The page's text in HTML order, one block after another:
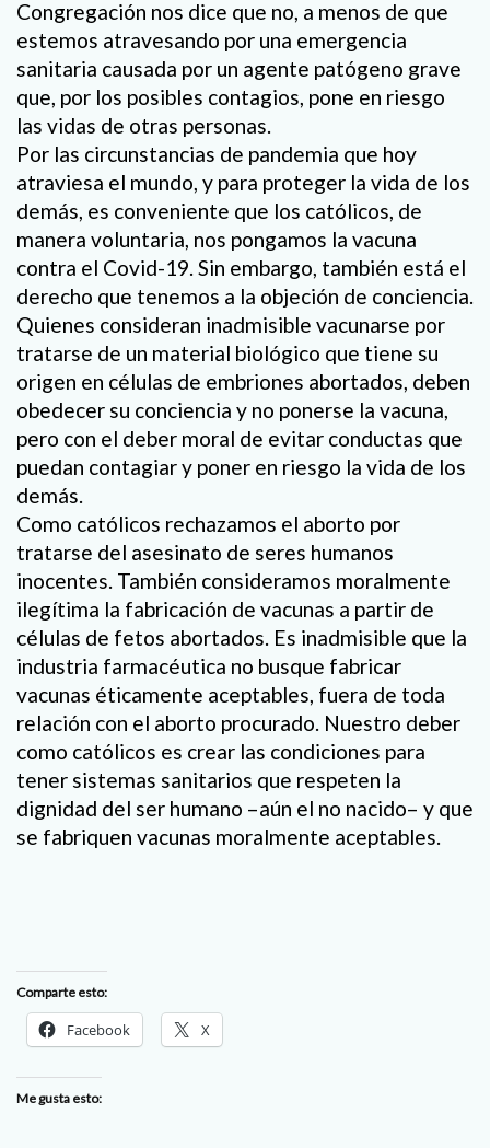
Congregación nos dice que no, a menos de que
estemos atravesando por una emergencia
sanitaria causada por un agente patógeno grave
que, por los posibles contagios, pone en riesgo
las vidas de otras personas.
Por las circunstancias de pandemia que hoy
atraviesa el mundo, y para proteger la vida de los
demás, es conveniente que los católicos, de
manera voluntaria, nos pongamos la vacuna
contra el Covid-19. Sin embargo, también está el
derecho que tenemos a la objeción de conciencia.
Quienes consideran inadmisible vacunarse por
tratarse de un material biológico que tiene su
origen en células de embriones abortados, deben
obedecer su conciencia y no ponerse la vacuna,
pero con el deber moral de evitar conductas que
puedan contagiar y poner en riesgo la vida de los
demás.
Como católicos rechazamos el aborto por
tratarse del asesinato de seres humanos
inocentes. También consideramos moralmente
ilegítima la fabricación de vacunas a partir de
células de fetos abortados. Es inadmisible que la
industria farmacéutica no busque fabricar
vacunas éticamente aceptables, fuera de toda
relación con el aborto procurado. Nuestro deber
como católicos es crear las condiciones para
tener sistemas sanitarios que respeten la
dignidad del ser humano –aún el no nacido– y que
se fabriquen vacunas moralmente aceptables.
Comparte esto:
Facebook X
Me gusta esto: